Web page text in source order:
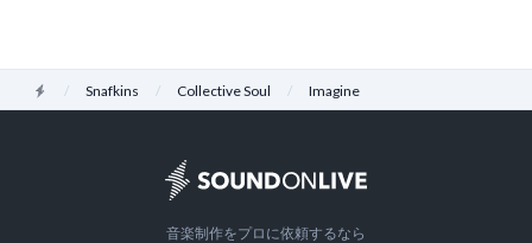
HomeSnafkins Collective Soul Imagine
音楽制作をプロに依頼するなら